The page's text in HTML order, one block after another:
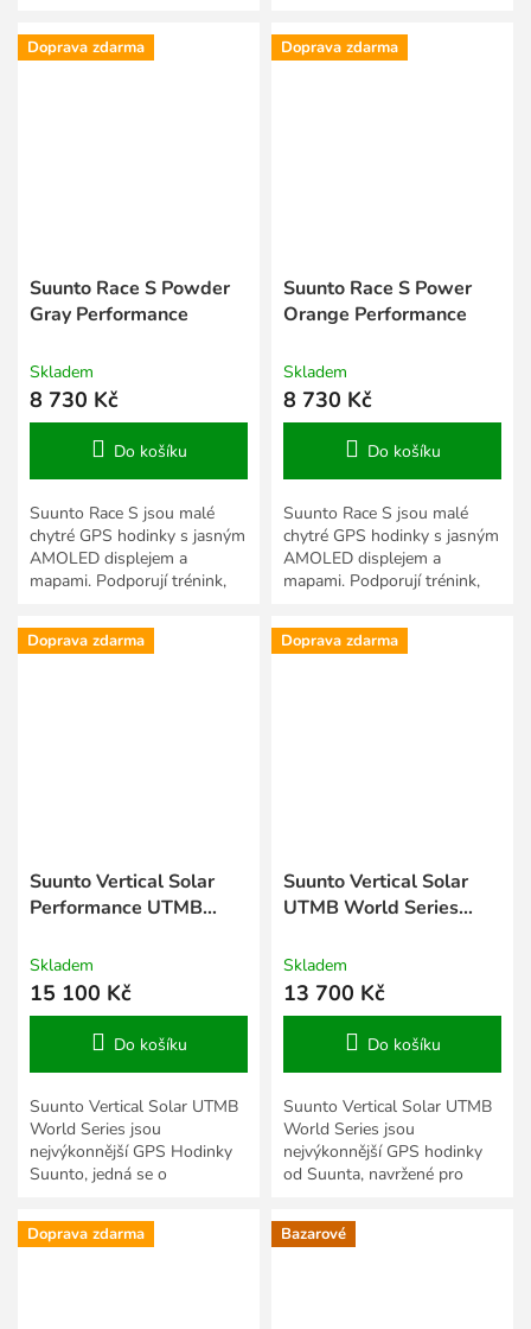
každodenních aktivit. Jsou
vytvořeny...
slavného závodu UMTB.
Podporují trénink,...
Doprava zdarma
Suunto Race S Powder
Gray Performance
Skladem
8 730 Kč
Do košíku
Suunto Race S jsou malé
chytré GPS hodinky s jasným
AMOLED displejem a
mapami. Podporují trénink,
každodenních aktivit. Jsou
vytvořeny...
Doprava zdarma
Suunto Race S Power
Orange Performance
Skladem
8 730 Kč
Do košíku
Suunto Race S jsou malé
chytré GPS hodinky s jasným
AMOLED displejem a
mapami. Podporují trénink,
každodenních aktivit. Jsou
vytvořeny...
Doprava zdarma
Suunto Vertical Solar
Performance UTMB
edition made in Finland
Skladem
15 100 Kč
Do košíku
Suunto Vertical Solar UTMB
World Series jsou
nejvýkonnější GPS Hodinky
Suunto, jedná se o
slavného závodu UMTB. S
velkým displejem,...
Doprava zdarma
Suunto Vertical Solar
UTMB World Series
Finland
Skladem
13 700 Kč
Do košíku
Suunto Vertical Solar UTMB
World Series jsou
nejvýkonnější GPS hodinky
od Suunta, navržené pro
sportovce. Tato limitovaná
edice...
Doprava zdarma Bazarové